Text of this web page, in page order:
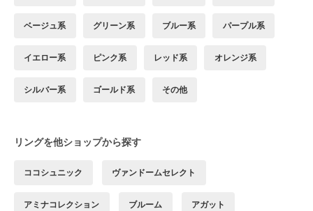
ベージュ系 グリーン系 ブルー系 パープル系
イエロー系 ピンク系 レッド系 オレンジ系
シルバー系 ゴールド系 その他
リングを他ショップから探す
ココシュニック ヴァンドームセレクト
アミナコレクション ブルーム アガット